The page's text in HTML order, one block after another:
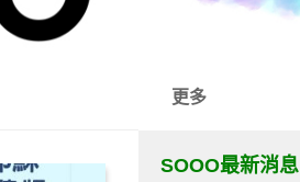
更多
SOOO最新消息